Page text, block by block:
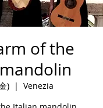
of the
)
  |
Venezia